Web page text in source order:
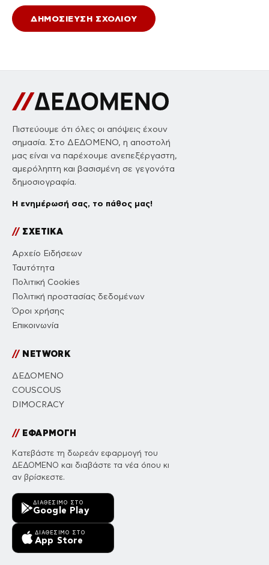
Πιστεύουμε ότι όλες οι απόψεις έχουν
σημασία. Στο ΔΕΔΟΜΕΝΟ, η αποστολή
μας είναι να παρέχουμε ανεπεξέργαστη,
αμερόληπτη και βασισμένη σε γεγονότα
δημοσιογραφία.
Η ενημέρωσή σας, το πάθος μας!
//ΣΧΕΤΙΚΑ
Αρχείο Ειδήσεων
Ταυτότητα
Πολιτική Cookies
Πολιτική προστασίας δεδομένων
Όροι χρήσης
Επικοινωνία
//NETWORK
ΔΕΔΟΜΕΝΟ
COUSCOUS
DIMOCRACY
//ΕΦΑΡΜΟΓΗ
Κατεβάστε τη δωρεάν εφαρμογή του
ΔΕΔΟΜΕΝΟ και διαβάστε τα νέα όπου κι
αν βρίσκεστε.
ΔΙΑΘΈΣΙΜΟ ΣΤΟ
Google Play
ΔΙΑΘΈΣΙΜΟ ΣΤΟ
App Store